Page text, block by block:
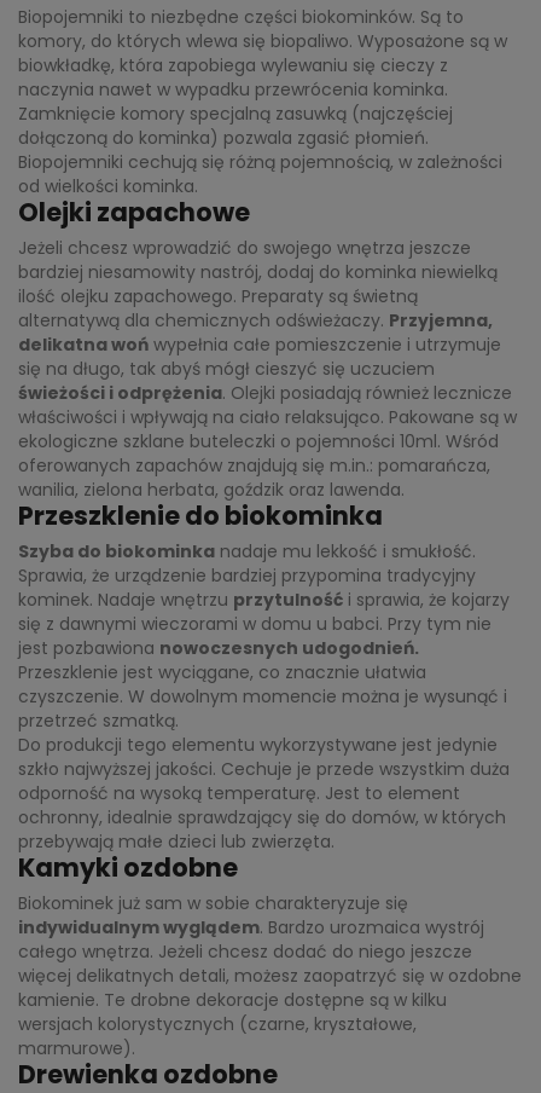
Biopojemniki to niezbędne części biokominków. Są to
komory, do których wlewa się biopaliwo. Wyposażone są w
biowkładkę, która zapobiega wylewaniu się cieczy z
naczynia nawet w wypadku przewrócenia kominka.
Zamknięcie komory specjalną zasuwką (najczęściej
dołączoną do kominka) pozwala zgasić płomień.
Biopojemniki cechują się różną pojemnością, w zależności
od wielkości kominka.
Olejki zapachowe
Jeżeli chcesz wprowadzić do swojego wnętrza jeszcze
bardziej niesamowity nastrój, dodaj do kominka niewielką
ilość olejku zapachowego. Preparaty są świetną
alternatywą dla chemicznych odświeżaczy. Przyjemna,
delikatna woń wypełnia całe pomieszczenie i utrzymuje
się na długo, tak abyś mógł cieszyć się uczuciem
świeżości i odprężenia. Olejki posiadają również lecznicze
właściwości i wpływają na ciało relaksująco. Pakowane są w
ekologiczne szklane buteleczki o pojemności 10ml. Wśród
oferowanych zapachów znajdują się m.in.: pomarańcza,
wanilia, zielona herbata, goździk oraz lawenda.
Przeszklenie do biokominka
Szyba do biokominka nadaje mu lekkość i smukłość.
Sprawia, że urządzenie bardziej przypomina tradycyjny
kominek. Nadaje wnętrzu przytulność i sprawia, że kojarzy
się z dawnymi wieczorami w domu u babci. Przy tym nie
jest pozbawiona nowoczesnych udogodnień.
Przeszklenie jest wyciągane, co znacznie ułatwia
czyszczenie. W dowolnym momencie można je wysunąć i
przetrzeć szmatką.
Do produkcji tego elementu wykorzystywane jest jedynie
szkło najwyższej jakości. Cechuje je przede wszystkim duża
odporność na wysoką temperaturę. Jest to element
ochronny, idealnie sprawdzający się do domów, w których
przebywają małe dzieci lub zwierzęta.
Kamyki ozdobne
Biokominek już sam w sobie charakteryzuje się
indywidualnym wyglądem. Bardzo urozmaica wystrój
całego wnętrza. Jeżeli chcesz dodać do niego jeszcze
więcej delikatnych detali, możesz zaopatrzyć się w ozdobne
kamienie. Te drobne dekoracje dostępne są w kilku
wersjach kolorystycznych (czarne, kryształowe,
marmurowe).
Drewienka ozdobne